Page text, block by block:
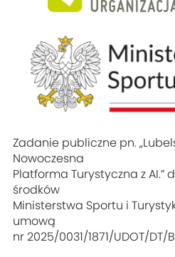
Zadanie publiczne pn.
Nowoczesna
Platforma Turystyczna z AI.”
środków
Ministerstwa Sportu i
umową
nr 2025/0031/1871/UDOT/DT/